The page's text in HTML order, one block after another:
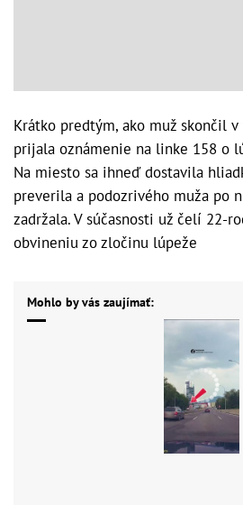
Krátko predtým, ako muž skončil
prijala oznámenie na linke 158 o
Na miesto sa ihneď dostavila
preverila a podozrivého muža po
zadržala. V súčasnosti už čelí 22-
obvineniu zo zločinu lúpeže
Mohlo by vás zaujímať: